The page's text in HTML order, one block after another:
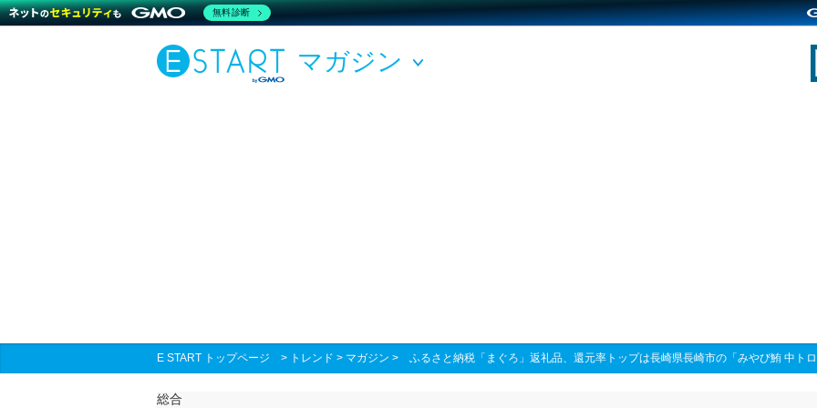
マガジン
E START トップページ > トレンド > マガジン > ふるさと納税「まぐろ」返礼品、還元率トップは長崎県長崎市の「みやび鮪 中ト
総合
無料診断